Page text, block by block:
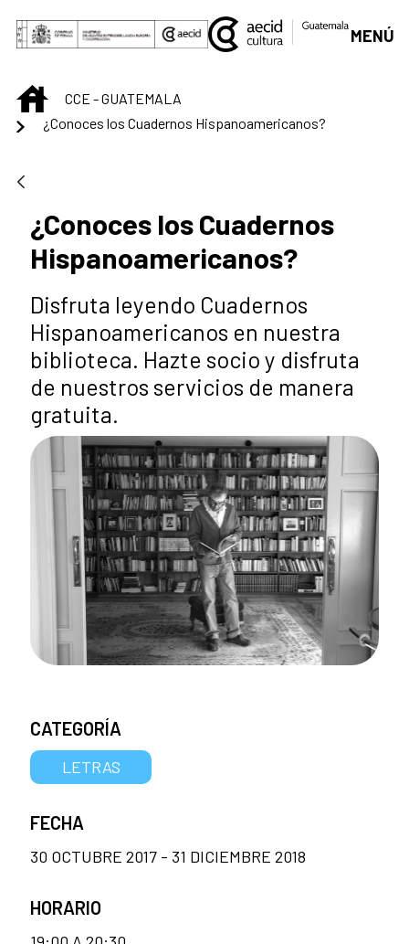
Saltar al contenido principal
MENÚ
INICIOCCE - GUATEMALA
¿Conoces los Cuadernos Hispanoamericanos?
¿Conoces los Cuadernos
Hispanoamericanos?
Disfruta leyendo Cuadernos
Hispanoamericanos en nuestra
biblioteca. Hazte socio y disfruta
de nuestros servicios de manera
gratuita.
CATEGORÍA
LETRAS
FECHA
30 OCTUBRE 2017 - 31 DICIEMBRE 2018
HORARIO